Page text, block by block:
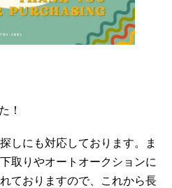
！
しにも対応しております。ま
取りやオートオークションに
ておりますので、これから長